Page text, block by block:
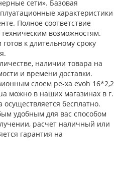
сети». Базовая
характеристики
Полное соответствие
возможностям.
к длительному сроку
наличии товара на
и времени доставки.
слоем pe-xa evoh 16*2,2
можно в наших магазинах в г.
бесплатно.
удобным для вас способом
расчет наличный или
гарантия на